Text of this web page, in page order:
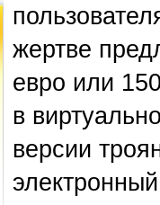
жертве
евро или
в
версии